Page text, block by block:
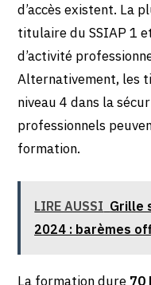
d’accès existent. La
titulaire du SSIAP 1
d’activité
Alternativement, les
niveau 4 dans la
professionnels
formation.
LIRE AUSSI Grille
2024 : barèmes
La formation dure 70